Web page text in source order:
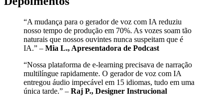
“A mudança para o gerador de voz com IA reduziu
nosso tempo de produção em 70%. As vozes soam tão
naturais que nossos ouvintes nunca suspeitam que é
IA.” – Mia L., Apresentadora de Podcast
“Nossa plataforma de e‑learning precisava de narração
multilíngue rapidamente. O gerador de voz com IA
entregou áudio impecável em 15 idiomas, tudo em uma
única tarde.” – Raj P., Designer Instrucional